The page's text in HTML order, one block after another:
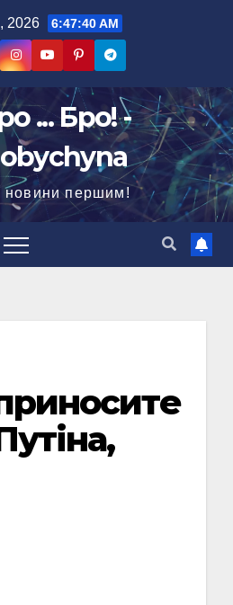
2026 6:47:41 AM
... Бро! -
новини першим!